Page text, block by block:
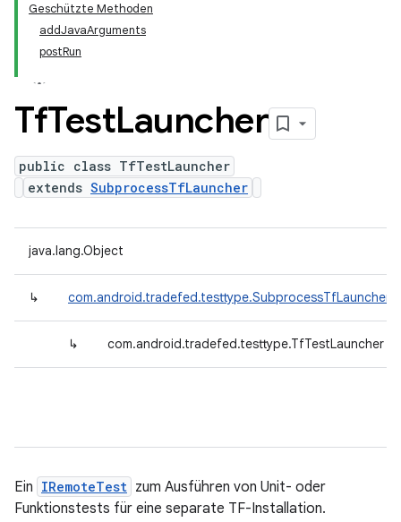
Geschützte Methoden
addJavaArguments
postRun
TfTestLauncher
public class TfTestLauncher
extends SubprocessTfLauncher
java.lang.Object
↳ com.android.tradefed.testtype.SubprocessTfLauncher
↳ com.android.tradefed.testtype.TfTestLauncher
Ein IRemoteTest zum Ausführen von Unit- oder
Funktionstests für eine separate TF-Installation.